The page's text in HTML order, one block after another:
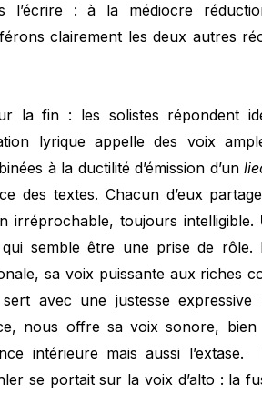
l’écrire : à la médiocre
clairement les deux autres
la fin : les solistes répondent
lyrique appelle des voix
à la ductilité d’émission d’un
des textes. Chacun d’eux
irréprochable, toujours intelligible.
semble être une prise de rôle.
sa voix puissante aux riches
avec une justesse expressive
nous offre sa voix sonore, bien
intérieure mais aussi
se portait sur la voix d’alto : la